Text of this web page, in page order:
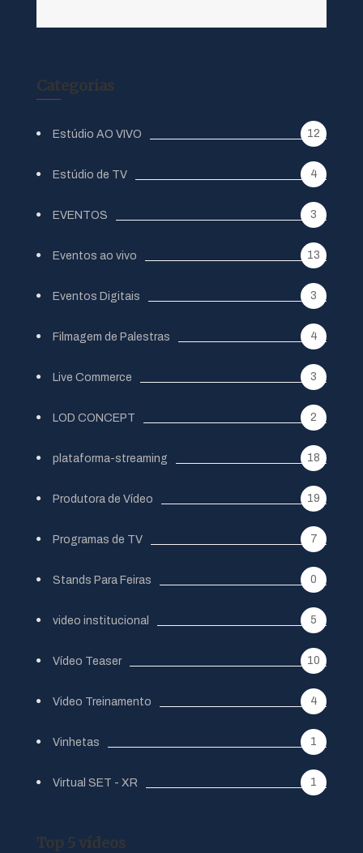
Categorias
Estúdio AO VIVO 12
Estúdio de TV 4
EVENTOS 3
Eventos ao vivo 13
Eventos Digitais 3
Filmagem de Palestras 4
Live Commerce 3
LOD CONCEPT 2
plataforma-streaming 18
Produtora de Vídeo 19
Programas de TV 7
Stands Para Feiras 0
video institucional 5
Vídeo Teaser 10
Video Treinamento 4
Vinhetas 1
Virtual SET - XR 1
Top 5 vídeos